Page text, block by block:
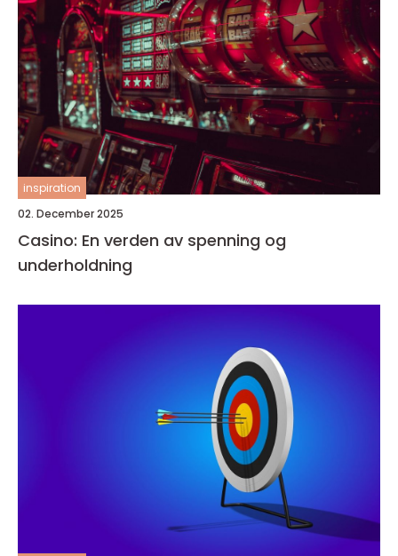
inspiration
02. December 2025
Casino: En verden av spenning og
underholdning